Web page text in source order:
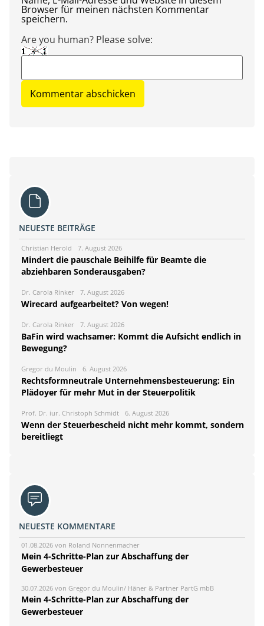
Browser für meinen nächsten Kommentar
speichern.
Are you human? Please solve:
NEUESTE BEITRÄGE
Christian Herold 7. August 2026
Mindert die pauschale Beihilfe für Beamte die
abziehbaren Sonderausgaben?
Dr. Carola Rinker 7. August 2026
Wirecard aufgearbeitet? Von wegen!
Dr. Carola Rinker 7. August 2026
BaFin wird wachsamer: Kommt die Aufsicht endlich in
Bewegung?
Gregor du Moulin 6. August 2026
Rechtsformneutrale Unternehmensbesteuerung: Ein
Plädoyer für mehr Mut in der Steuerpolitik
Prof. Dr. iur. Christoph Schmidt 6. August 2026
Wenn der Steuerbescheid nicht mehr kommt, sondern
bereitliegt
NEUESTE KOMMENTARE
01.08.2026 von Roland Nonnenmacher
Mein 4-Schritte-Plan zur Abschaffung der
Gewerbesteuer
30.07.2026 von Gregor du Moulin/ Häner & Partner PartG mbB
Mein 4-Schritte-Plan zur Abschaffung der
Gewerbesteuer